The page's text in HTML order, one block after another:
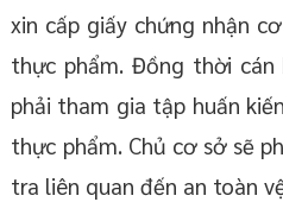
xin cấp giấy chứng nhận
thực phẩm. Đồng thời cán
phải tham gia tập huấn
thực phẩm. Chủ cơ sở sẽ
tra liên quan đến an toàn